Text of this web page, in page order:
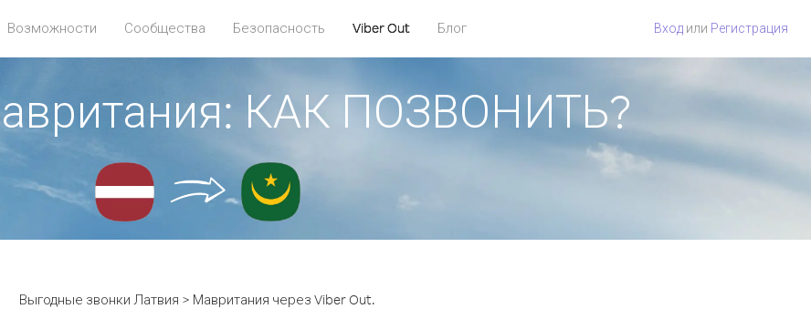
Возможности Сообщества Безопасность Viber Out Блог Вход или Регистрация
КАК ПОЗВОНИТЬ?
Выгодные звонки Латвия > Мавритания через Viber Out.